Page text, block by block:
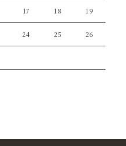
17 18 19
24 25 26